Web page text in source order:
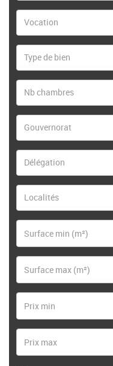
Vocation
Type de bien
Nb chambres
Gouvernorat
Délégation
Localités